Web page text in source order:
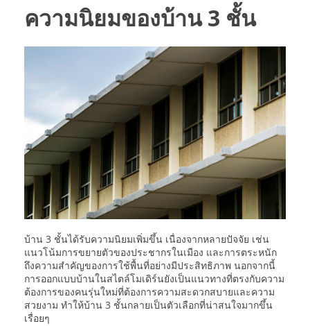
ความนิยมของบ้าน 3 ชั้น
บ้าน 3 ชั้นได้รับความนิยมเพิ่มขึ้น เนื่องจากหลายปัจจัย เช่น
แนวโน้มการขยายตัวของประชากรในเมือง และการตระหนัก
ถึงความสำคัญของการใช้พื้นที่อย่างมีประสิทธิภาพ นอกจากนี้
การออกแบบบ้านในสไตล์โมเดิร์นยังเป็นแนวทางที่ตรงกับความ
ต้องการของคนรุ่นใหม่ที่ต้องการความสะดวกสบายและความ
สวยงาม ทำให้บ้าน 3 ชั้นกลายเป็นตัวเลือกที่น่าสนใจมากขึ้น
เรื่อยๆ